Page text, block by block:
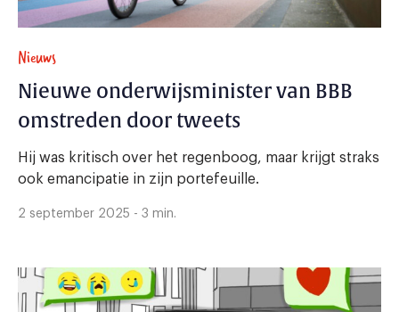
Nieuws
Nieuwe onderwijsminister van BBB
omstreden door tweets
Hij was kritisch over het regenboog, maar krijgt straks
ook emancipatie in zijn portefeuille.
2 september 2025 - 3 min.